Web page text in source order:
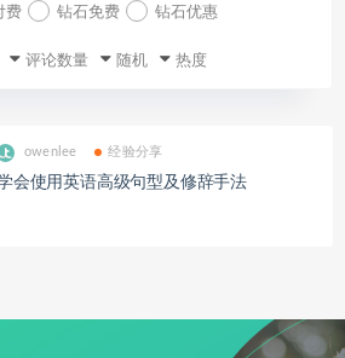
费 钻石免费 钻石优惠
评论数量 随机 热度
owenlee 经验分享
会使用英语高级句型及修辞手法